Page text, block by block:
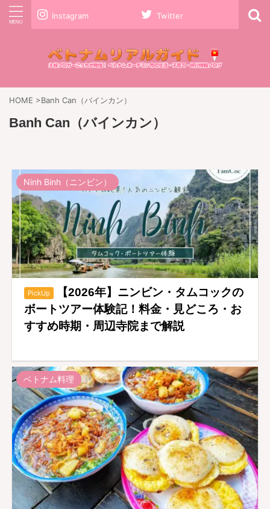
Instagram Twitter
HOME >Banh Can（バインカン）
Banh Can（バインカン）
Ninh Binh（ニンビン）
PickUp
【2026年】ニンビン・タムコックの
ボートツアー体験記！料金・見どころ・お
すすめ時期・周辺寺院まで解説
ベトナム料理